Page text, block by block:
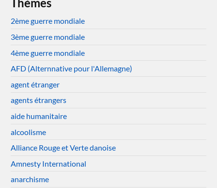
2ème guerre mondiale
3ème guerre mondiale
4ème guerre mondiale
AFD (Alternnative pour l'Allemagne)
agent étranger
agents étrangers
aide humanitaire
alcoolisme
Alliance Rouge et Verte danoise
Amnesty International
anarchisme